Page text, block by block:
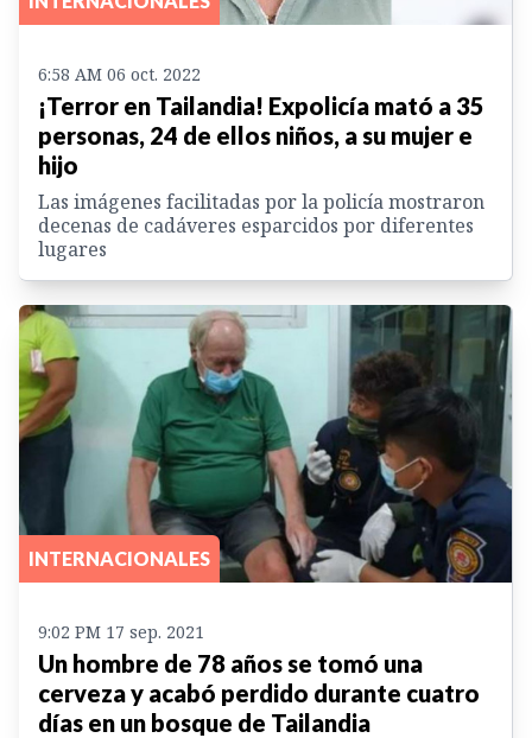
6:58 AM 06 oct. 2022
¡Terror en Tailandia! Expolicía mató a 35
personas, 24 de ellos niños, a su mujer e
hijo
Las imágenes facilitadas por la policía mostraron
decenas de cadáveres esparcidos por diferentes
lugares
INTERNACIONALES
9:02 PM 17 sep. 2021
Un hombre de 78 años se tomó una
cerveza y acabó perdido durante cuatro
días en un bosque de Tailandia